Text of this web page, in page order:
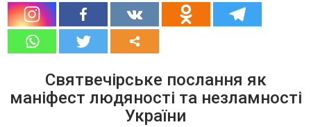
Святвечірське послання як
маніфест людяності та незламності
України